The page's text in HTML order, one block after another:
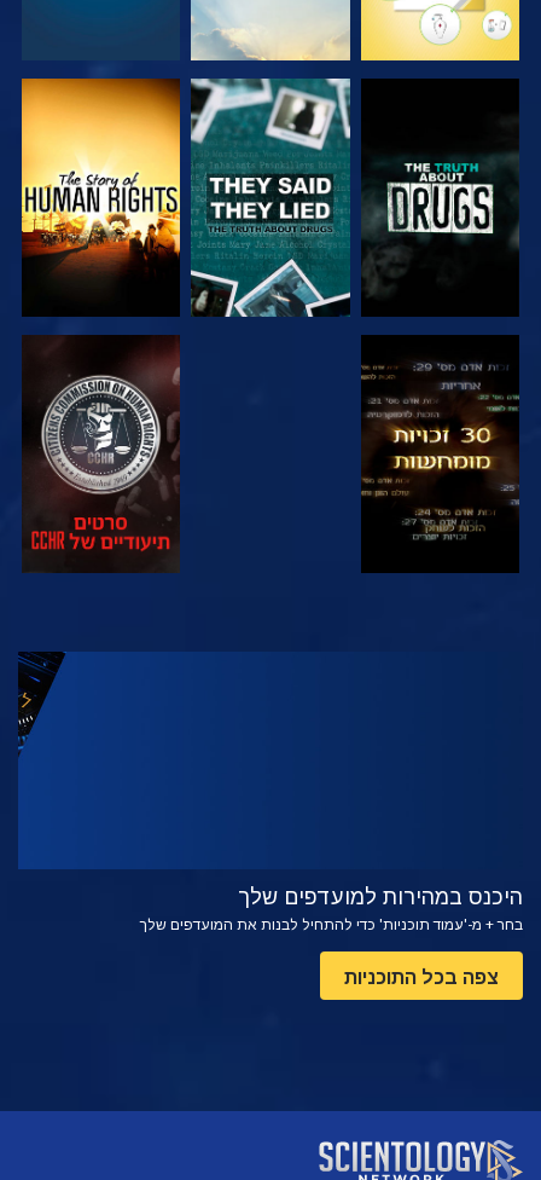
צפה צפה
צפה צפה
בדוק את הסדרה
היכנס במהירות למועדפים שלך
בחר + מ-'עמוד תוכניות' כדי להתחיל לבנות את המועדפים שלך
צפה בכל התוכניות